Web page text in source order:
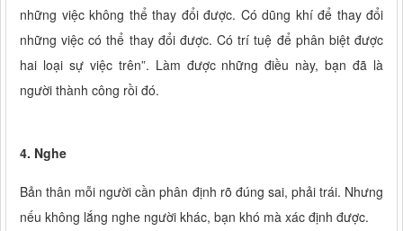
những việc không thể thay đổi được. Có dũng khí để thay đổi
những việc có thể thay đổi được. Có trí tuệ để phân biệt được
hai loại sự việc trên”. Làm được những điều này, bạn đã là
người thành công rồi đó.
4. Nghe
Bản thân mỗi người cần phân định rõ đúng sai, phải trái. Nhưng
nếu không lắng nghe người khác, bạn khó mà xác định được.